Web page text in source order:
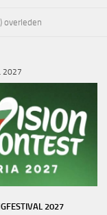
overleden
2027
2027